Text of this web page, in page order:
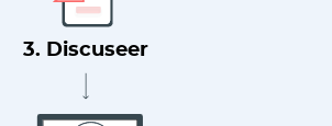
3. Discuseer